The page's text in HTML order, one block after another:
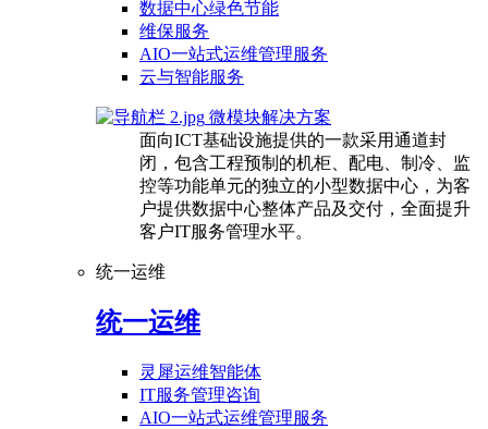
数据中心绿色节能
维保服务
AIO一站式运维管理服务
云与智能服务
微模块解决方案
面向ICT基础设施提供的一款采用通道封
闭，包含工程预制的机柜、配电、制冷、监
控等功能单元的独立的小型数据中心，为客
户提供数据中心整体产品及交付，全面提升
客户IT服务管理水平。
统一运维
统一运维
灵犀运维智能体
IT服务管理咨询
AIO一站式运维管理服务